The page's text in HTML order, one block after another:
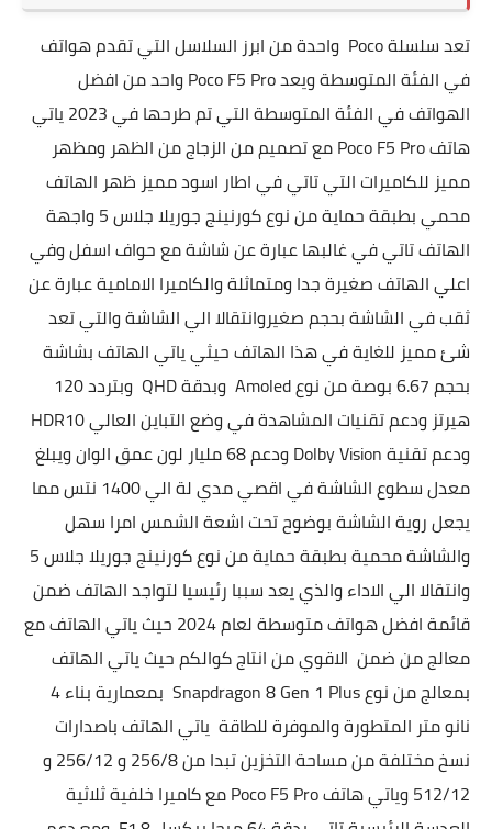
تعد سلسلة
Poco واحدة من ابرز السلاسل التي تقدم هواتف
في الفئة المتوسطة ويعد
Poco F5 Pro واحد من افضل
الهواتف في الفئة المتوسطة التي تم طرحها في 2023 ياتي
هاتف
Poco F5 Pro مع تصميم من الزجاج من الظهر ومظهر
مميز للكاميرات التي تاتي في اطار اسود مميز ظهر الهاتف
محمي بطبقة حماية من نوع كورنينج جوريلا جلاس 5 واجهة
الهاتف تاتي في غالبها عبارة عن شاشة مع حواف اسفل وفي
اعلي الهاتف صغيرة جدا ومتماثلة والكاميرا الامامية عبارة عن
ثقب في الشاشة بحجم صغيروانتقالا الي الشاشة والتي تعد
شئ مميز للغاية في هذا الهاتف حيثي ياتي الهاتف بشاشة
بحجم 6.67 بوصة من نوع Amoled وبدقة QHD وبتردد 120
هيرتز ودعم تقنيات المشاهدة في وضع التباين العالي HDR10
ودعم تقنية Dolby Vision ودعم 68 مليار لون عمق الوان ويبلغ
معدل سطوع الشاشة في اقصي مدي لة الي 1400 نتس مما
يجعل روية الشاشة بوضوح تحت اشعة الشمس امرا سهل
والشاشة محمية بطبقة حماية من نوع كورنينج جوريلا جلاس 5
وانتقالا الي الاداء والذي يعد سببا رئيسيا لتواجد الهاتف ضمن
قائمة افضل هواتف متوسطة لعام 2024 حيث ياتي الهاتف مع
معالج من ضمن الاقوي من انتاج كوالكم حيث ياتي الهاتف
بمعالج من نوع Snapdragon 8 Gen 1 Plus بمعمارية بناء 4
نانو متر المتطورة والموفرة للطاقة ياتي الهاتف باصدارات
نسخ مختلفة من مساحة التخزين تبدا من 256/8 و 256/12 و
512/12وياتي هاتفPoco F5 Proمع كاميرا خلفية ثلاثية